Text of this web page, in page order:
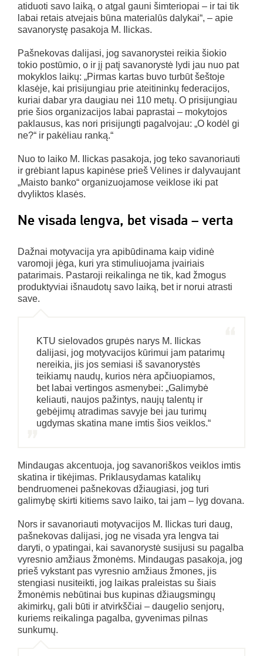
atiduoti savo laiką, o atgal gauni šimteriopai – ir tai tik
labai retais atvejais būna materialūs dalykai“, – apie
savanorystę pasakoja M. Ilickas.
Pašnekovas dalijasi, jog savanorystei reikia šiokio
tokio postūmio, o ir jį patį savanorystė lydi jau nuo pat
mokyklos laikų: „Pirmas kartas buvo turbūt šeštoje
klasėje, kai prisijungiau prie ateitininkų federacijos,
kuriai dabar yra daugiau nei 110 metų. O prisijungiau
prie šios organizacijos labai paprastai – mokytojos
paklausus, kas nori prisijungti pagalvojau: „O kodėl gi
ne?“ ir pakėliau ranką.“
Nuo to laiko M. Ilickas pasakoja, jog teko savanoriauti
ir grėbiant lapus kapinėse prieš Vėlines ir dalyvaujant
„Maisto banko“ organizuojamose veiklose iki pat
dvyliktos klasės.
Ne visada lengva, bet visada – verta
Dažnai motyvacija yra apibūdinama kaip vidinė
varomoji jėga, kuri yra stimuliuojama įvairiais
patarimais. Pastaroji reikalinga ne tik, kad žmogus
produktyviai išnaudotų savo laiką, bet ir norui atrasti
save.
KTU sielovados grupės narys M. Ilickas
dalijasi, jog motyvacijos kūrimui jam patarimų
nereikia, jis jos semiasi iš savanorystės
teikiamų naudų, kurios nėra apčiuopiamos,
bet labai vertingos asmenybei: „Galimybė
keliauti, naujos pažintys, naujų talentų ir
gebėjimų atradimas savyje bei jau turimų
ugdymas skatina mane imtis šios veiklos.“
Mindaugas akcentuoja, jog savanoriškos veiklos imtis
skatina ir tikėjimas. Priklausydamas katalikų
bendruomenei pašnekovas džiaugiasi, jog turi
galimybę skirti kitiems savo laiko, tai jam – lyg dovana.
Nors ir savanoriauti motyvacijos M. Ilickas turi daug,
pašnekovas dalijasi, jog ne visada yra lengva tai
daryti, o ypatingai, kai savanorystė susijusi su pagalba
vyresnio amžiaus žmonėms. Mindaugas pasakoja, jog
prieš vykstant pas vyresnio amžiaus žmones, jis
stengiasi nusiteikti, jog laikas praleistas su šiais
žmonėmis nebūtinai bus kupinas džiaugsmingų
akimirkų, gali būti ir atvirkščiai – daugelio senjorų,
kuriems reikalinga pagalba, gyvenimas pilnas
sunkumų.